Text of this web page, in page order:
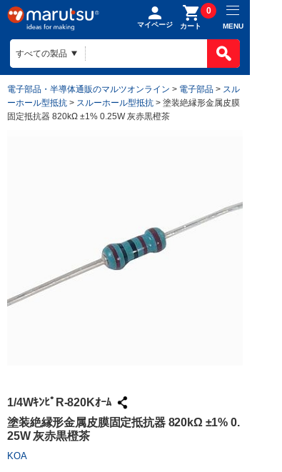
マイページ カート
0
MENU
電子部品・半導体通販のマルツオンライン > 電子部品 > スル
ーホール型抵抗 > スルーホール型抵抗 > 塗装絶縁形金属皮膜
固定抵抗器 820kΩ ±1% 0.25W 灰赤黒橙茶
1/4WｷﾝﾋﾟR-820Kｵｰﾑ
塗装絶縁形金属皮膜固定抵抗器 820kΩ ±1% 0.
25W 灰赤黒橙茶
KOA